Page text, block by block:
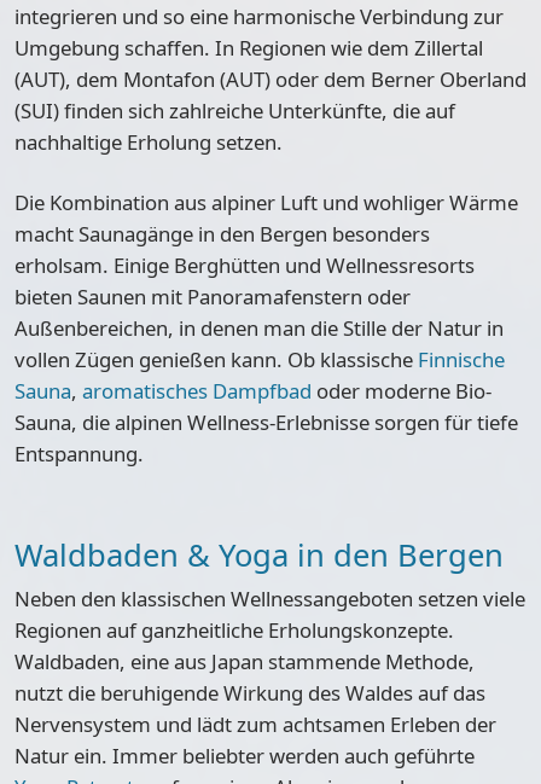
integrieren und so eine harmonische Verbindung zur
Umgebung schaffen. In Regionen wie dem Zillertal
(AUT), dem Montafon (AUT) oder dem Berner Oberland
(SUI) finden sich zahlreiche Unterkünfte, die auf
nachhaltige Erholung setzen.
Die Kombination aus alpiner Luft und wohliger Wärme
macht Saunagänge in den Bergen besonders
erholsam. Einige Berghütten und Wellnessresorts
bieten Saunen mit Panoramafenstern oder
Außenbereichen, in denen man die Stille der Natur in
vollen Zügen genießen kann. Ob klassische Finnische
Sauna, aromatisches Dampfbad oder moderne Bio-
Sauna, die alpinen Wellness-Erlebnisse sorgen für tiefe
Entspannung.
Waldbaden & Yoga in den Bergen
Neben den klassischen Wellnessangeboten setzen viele
Regionen auf ganzheitliche Erholungskonzepte.
Waldbaden, eine aus Japan stammende Methode,
nutzt die beruhigende Wirkung des Waldes auf das
Nervensystem und lädt zum achtsamen Erleben der
Natur ein. Immer beliebter werden auch geführte